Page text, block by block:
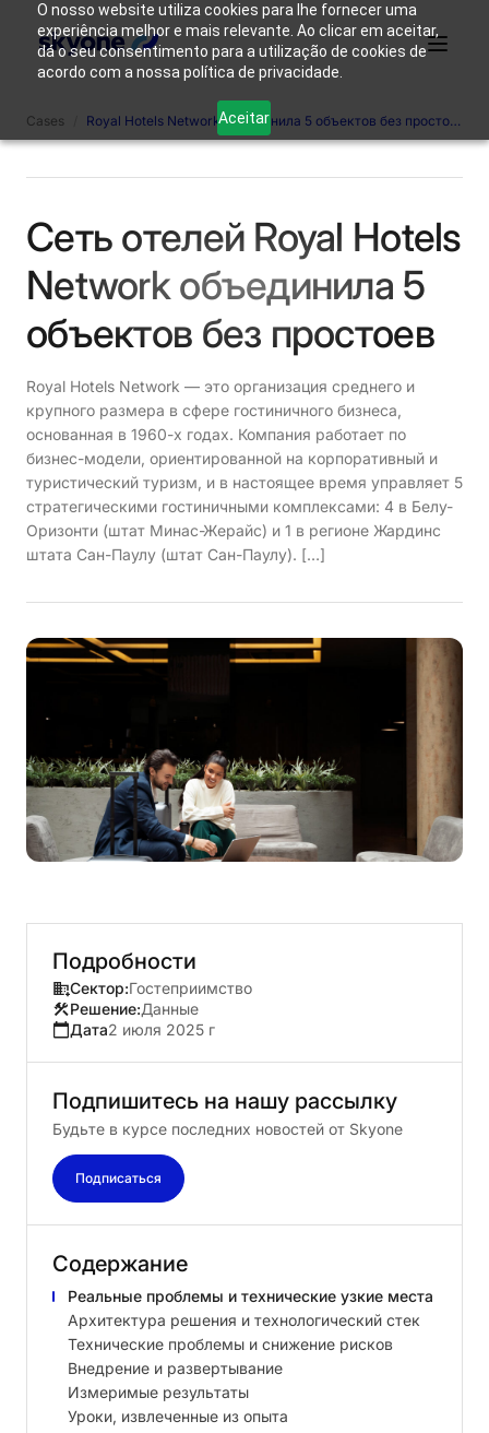
O nosso website utiliza cookies para lhe fornecer uma
experiência melhor e mais relevante. Ao clicar em aceitar,
dá o seu consentimento para a utilização de cookies de
acordo com a nossa política de privacidade.
Aceitar
Продукты
именно
Skyone?
Решения Ресурсы
мы
такие
Свяжитесь с нами
Cases Royal Hotels Network объединила 5 объектов без простоев.
Сеть отелей Royal Hotels
Network объединила 5
объектов без простоев
Royal Hotels Network — это организация среднего и
крупного размера в сфере гостиничного бизнеса,
основанная в 1960-х годах. Компания работает по
бизнес-модели, ориентированной на корпоративный и
туристический туризм, и в настоящее время управляет 5
стратегическими гостиничными комплексами: 4 в Белу-
Оризонти (штат Минас-Жерайс) и 1 в регионе Жардинс
штата Сан-Паулу (штат Сан-Паулу). […]
Подробности
Сектор:Гостеприимство
Решение:Данные
Дата2 июля 2025 г
Подпишитесь на нашу рассылку
Будьте в курсе последних новостей от Skyone
Подписаться
Содержание
Реальные проблемы и технические узкие места
Архитектура решения и технологический стек
Технические проблемы и снижение рисков
Внедрение и развертывание
Измеримые результаты
Уроки, извлеченные из опыта